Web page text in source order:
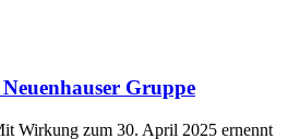
Gruppe
Wirkung zum 30. April 2025 ernennt